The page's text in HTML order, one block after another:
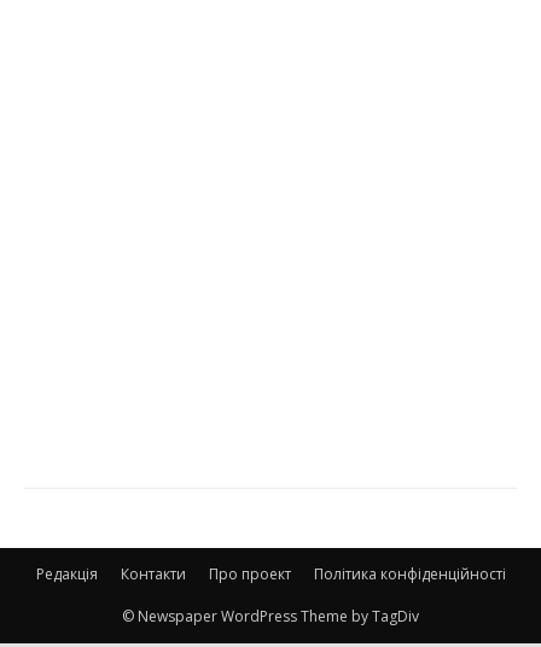
Редакція Контакти Про проект Політика конфіденційності
© Newspaper WordPress Theme by TagDiv